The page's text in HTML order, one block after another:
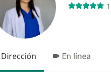
Dirección En línea